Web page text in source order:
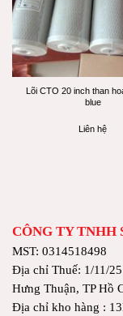
Lõi CTO 20 inch than
blue
Liên hệ
CÔNG TY TNHH
MST: 0314518498
Địa chỉ Thuế: 1/11/
Hưng Thuận, TP Hồ
Địa chỉ kho hàng :